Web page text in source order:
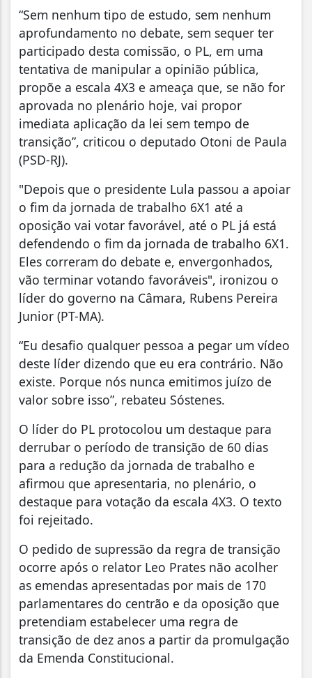
“Sem nenhum tipo de estudo, sem nenhum
aprofundamento no debate, sem sequer ter
participado desta comissão, o PL, em uma
tentativa de manipular a opinião pública,
propõe a escala 4X3 e ameaça que, se não for
aprovada no plenário hoje, vai propor
imediata aplicação da lei sem tempo de
transição”, criticou o deputado Otoni de Paula
(PSD-RJ).
"Depois que o presidente Lula passou a apoiar
o fim da jornada de trabalho 6X1 até a
oposição vai votar favorável, até o PL já está
defendendo o fim da jornada de trabalho 6X1.
Eles correram do debate e, envergonhados,
vão terminar votando favoráveis", ironizou o
líder do governo na Câmara, Rubens Pereira
Junior (PT-MA).
“Eu desafio qualquer pessoa a pegar um vídeo
deste líder dizendo que eu era contrário. Não
existe. Porque nós nunca emitimos juízo de
valor sobre isso”, rebateu Sóstenes.
O líder do PL protocolou um destaque para
derrubar o período de transição de 60 dias
para a redução da jornada de trabalho e
afirmou que apresentaria, no plenário, o
destaque para votação da escala 4X3. O texto
foi rejeitado.
O pedido de supressão da regra de transição
ocorre após o relator Leo Prates não acolher
as emendas apresentadas por mais de 170
parlamentares do centrão e da oposição que
pretendiam estabelecer uma regra de
transição de dez anos a partir da promulgação
da Emenda Constitucional.